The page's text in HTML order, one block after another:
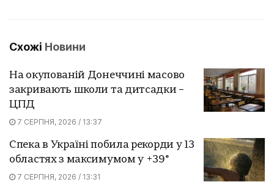
Схожі Новини
На окупованій Донеччині масово
закривають школи та дитсадки –
ЦПД
7 СЕРПНЯ, 2026 / 13:37
Спека в Україні побила рекорди у 13
областях з максимумом у +39°
7 СЕРПНЯ, 2026 / 13:31